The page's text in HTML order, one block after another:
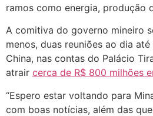
ramos como energia, produção
A comitiva do governo mineiro
menos, duas reuniões ao dia
China, nas contas do Palácio
atrair cerca de R$ 800 milhões
“Espero estar voltando para
com boas notícias, além das